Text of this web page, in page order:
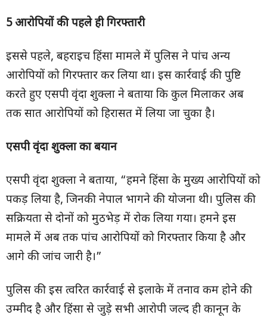
5 आरोपियों की पहले ही गिरफ्तारी
इससे पहले, बहराइच हिंसा मामले में पुलिस ने पांच अन्य
आरोपियों को गिरफ्तार कर लिया था। इस कार्रवाई की पुष्टि
करते हुए एसपी वृंदा शुक्ला ने बताया कि कुल मिलाकर अब
तक सात आरोपियों को हिरासत में लिया जा चुका है।
एसपी वृंदा शुक्ला का बयान
एसपी वृंदा शुक्ला ने बताया, “हमने हिंसा के मुख्य आरोपियों को
पकड़ लिया है, जिनकी नेपाल भागने की योजना थी। पुलिस की
सक्रियता से दोनों को मुठभेड़ में रोक लिया गया। हमने इस
मामले में अब तक पांच आरोपियों को गिरफ्तार किया है और
आगे की जांच जारी है।”
पुलिस की इस त्वरित कार्रवाई से इलाके में तनाव कम होने की
उम्मीद है और हिंसा से जुड़े सभी आरोपी जल्द ही कानून के